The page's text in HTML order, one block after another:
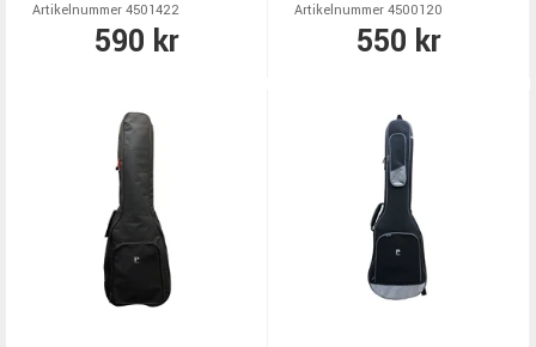
Artikelnummer 4501422
590 kr
Artikelnummer 4500120
550 kr